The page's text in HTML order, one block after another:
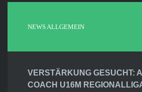
NEWS ALLGEMEIN
VERSTÄRKUNG GESUCHT:
COACH U16M